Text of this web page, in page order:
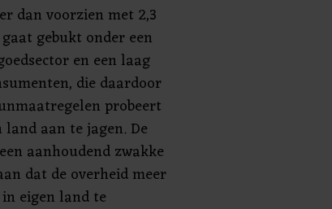
dan voorzien met 2,3
gebukt onder een
en een laag
die daardoor
probeert
aan te jagen. De
aanhoudend zwakke
dat de overheid meer
eigen land te